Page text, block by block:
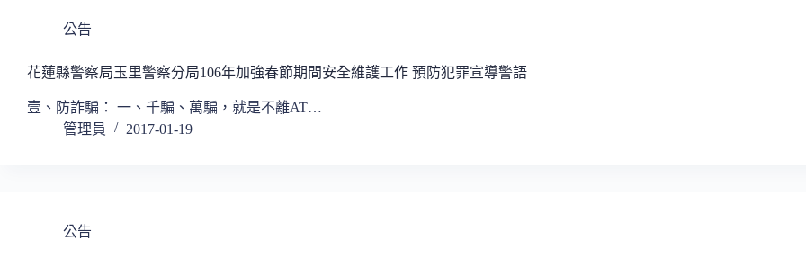
公告
花蓮縣警察局玉里警察分局106年加強春節期間安全維護工作 預防犯罪宣導警語
壹、防詐騙： 一、千騙、萬騙，就是不離AT…
管理員
2017-01-19
公告